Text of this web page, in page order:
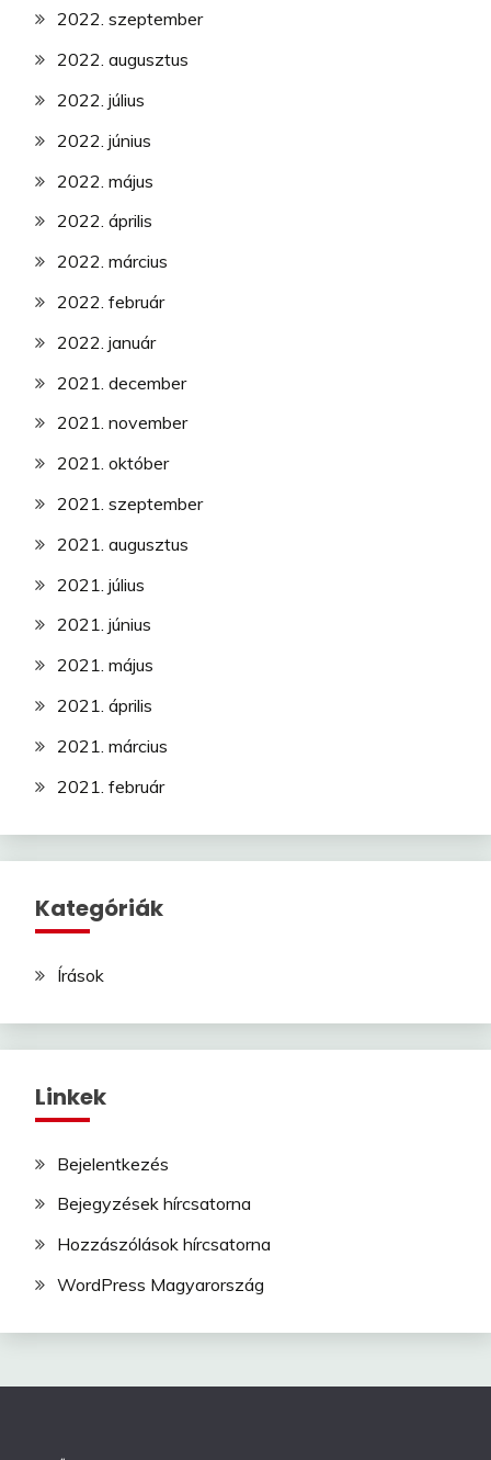
2022. szeptember
2022. augusztus
2022. július
2022. június
2022. május
2022. április
2022. március
2022. február
2022. január
2021. december
2021. november
2021. október
2021. szeptember
2021. augusztus
2021. július
2021. június
2021. május
2021. április
2021. március
2021. február
Kategóriák
Írások
Linkek
Bejelentkezés
Bejegyzések hírcsatorna
Hozzászólások hírcsatorna
WordPress Magyarország